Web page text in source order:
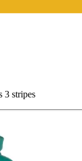
3 stripes